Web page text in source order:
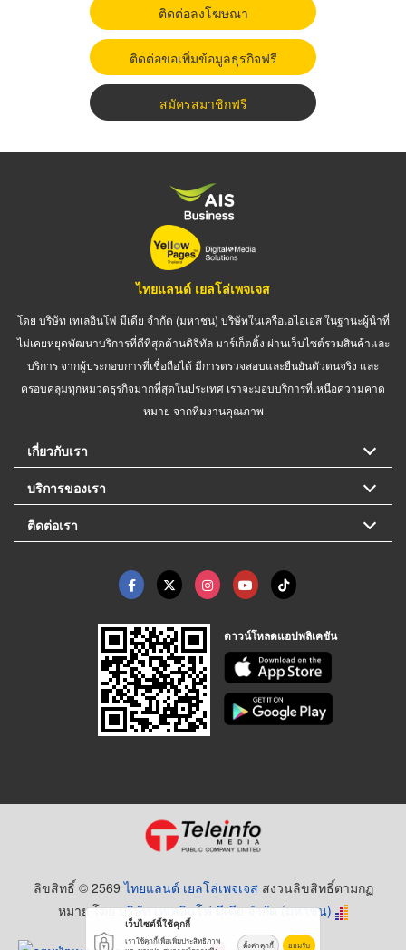
ติดต่อลงโฆษณา
ติดต่อขอเพิ่มข้อมูลธุรกิจฟรี
สมัครสมาชิกฟรี
ไทยแลนด์ เยลโล่เพจเจส
โดย บริษัท เทเลอินโฟ มีเดีย จำกัด (มหาชน) บริษัทในเครือเอไอเอส ในฐานะผู้นำที่
ไม่เคยหยุดพัฒนาบริการที่ดีที่สุดด้านดิจิทัล มาร์เก็ตติ้ง ผ่านเว็บไซต์รวมสินค้าและ
บริการ จากผู้ประกอบการที่เชื่อถือได้ มีการตรวจสอบและยืนยันตัวตนจริง และ
ครอบคลุมทุกหมวดธุรกิจมากที่สุดในประเทศ เราจะมอบบริการที่เหนือความคาด
หมาย จากทีมงานคุณภาพ
เกี่ยวกับเรา
บริการของเรา
ติดต่อเรา
ดาวน์โหลดแอปพลิเคชัน
ลิขสิทธิ์ © 2569ไทยแลนด์ เยลโล่เพจเจส สงวนลิขสิทธิ์ตามกฏ
หมาย โดยบริษัท เทเลอินโฟ มีเดีย จำกัด (มหาชน)
เว็บไซต์นี้ใช้คุกกี้
เราใช้คุกกี้เพื่อเพิ่มประสิทธิภาพ
ตั้งค่าคุกกี้ ยอมรับ